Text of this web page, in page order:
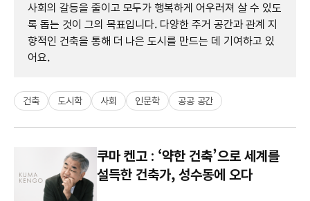
사회의 갈등을 줄이고 모두가 행복하게 어우러져 살 수 있도
록 돕는 것이 그의 목표입니다. 다양한 주거 공간과 관계 지
향적인 건축을 통해 더 나은 도시를 만드는 데 기여하고 있
어요.
건축 도시학 사회 인문학 공공 공간
쿠마 켄고 : ‘약한 건축’으로 세계를
설득한 건축가, 성수동에 오다